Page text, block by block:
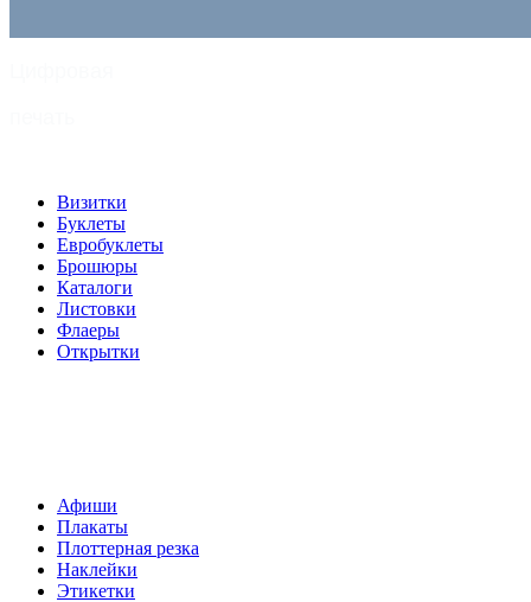
Визитки
Буклеты
Евробуклеты
Брошюры
Каталоги
Листовки
Флаеры
Открытки
Афиши
Плакаты
Плоттерная резка
Наклейки
Этикетки